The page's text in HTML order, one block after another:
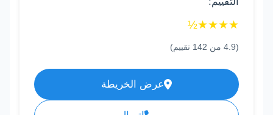
★
★
★
★
½
(
4.9 من 142 تقييم)
عرض الخريطة